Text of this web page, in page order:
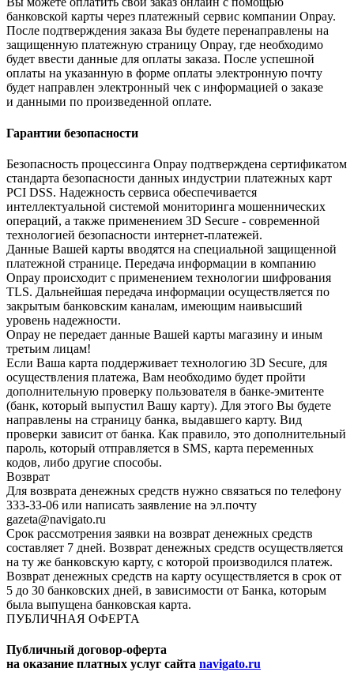
банковской карты через платежный сервис компании Onpay.
После подтверждения заказа Вы будете перенаправлены на
защищенную платежную страницу Onpay, где необходимо
будет ввести данные для оплаты заказа. После успешной
оплаты на указанную в форме оплаты электронную почту
будет направлен электронный чек с информацией о заказе
и данными по произведенной оплате.
Гарантии безопасности
Безопасность процессинга Onpay подтверждена сертификатом
стандарта безопасности данных индустрии платежных карт
PCI DSS. Надежность сервиса обеспечивается
интеллектуальной системой мониторинга мошеннических
операций, а также применением 3D Secure - современной
технологией безопасности интернет-платежей.
Данные Вашей карты вводятся на специальной защищенной
платежной странице. Передача информации в компанию
Onpay происходит с применением технологии шифрования
TLS. Дальнейшая передача информации осуществляется по
закрытым банковским каналам, имеющим наивысший
уровень надежности.
Onpay не передает данные Вашей карты магазину и иным
третьим лицам!
Если Ваша карта поддерживает технологию 3D Secure, для
осуществления платежа, Вам необходимо будет пройти
дополнительную проверку пользователя в банке-эмитенте
(банк, который выпустил Вашу карту). Для этого Вы будете
направлены на страницу банка, выдавшего карту. Вид
проверки зависит от банка. Как правило, это дополнительный
пароль, который отправляется в SMS, карта переменных
кодов, либо другие способы.
Возврат
Для возврата денежных средств нужно связаться по телефону
333-33-06 или написать заявление на эл.почту
gazeta@navigato.ru
Срок рассмотрения заявки на возврат денежных средств
составляет 7 дней. Возврат денежных средств осуществляется
на ту же банковскую карту, с которой производился платеж.
Возврат денежных средств на карту осуществляется в срок от
5 до 30 банковских дней, в зависимости от Банка, которым
была выпущена банковская карта.
ПУБЛИЧНАЯ ОФЕРТА
Публичный договор-оферта
на оказание платных услуг сайта navigato.ru